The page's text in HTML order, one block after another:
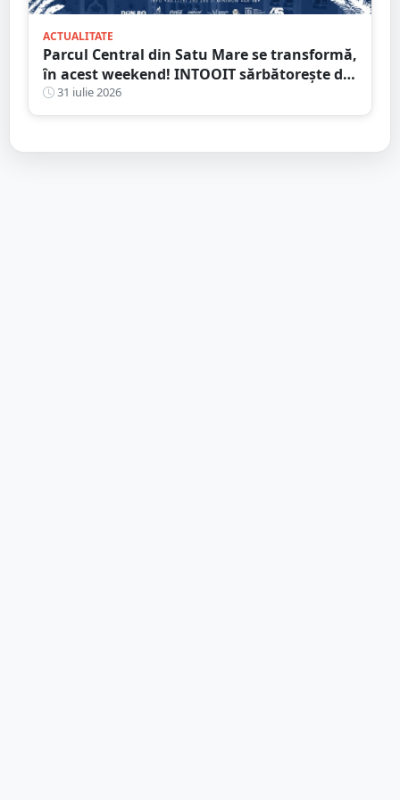
ACTUALITATE
Parcul Central din Satu Mare se transformă,
în acest weekend! INTOOIT sărbătorește doi
ani printr-un eveniment spectaculos
31 iulie 2026